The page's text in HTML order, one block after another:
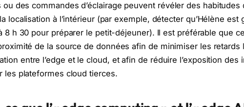
ou des commandes d’éclairage peuvent révéler des habitudes
localisation à l’intérieur (par exemple, détecter qu’Hélène est
8 h 30 pour préparer le petit-déjeuner). Il est préférable que
de la source de données afin de minimiser les retards
entre l’edge et le cloud, et afin de réduire l’exposition des
les plateformes cloud tierces.